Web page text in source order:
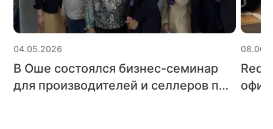
04.05.2026
В Оше состоялся бизнес-семинар
для производителей и селлеров по
Red